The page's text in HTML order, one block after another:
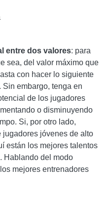
entre dos valores: para
sea, del valor máximo que
con hacer lo siguiente
. Sin embargo, tenga en
de los jugadores
o disminuyendo
Si, por otro lado,
jóvenes de alto
están los mejores talentos
Hablando del modo
mejores entrenadores